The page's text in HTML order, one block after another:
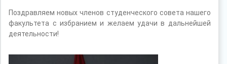
Поздравляем новых членов студенческого совета нашего
факультета с избранием и желаем удачи в дальнейшей
деятельности!